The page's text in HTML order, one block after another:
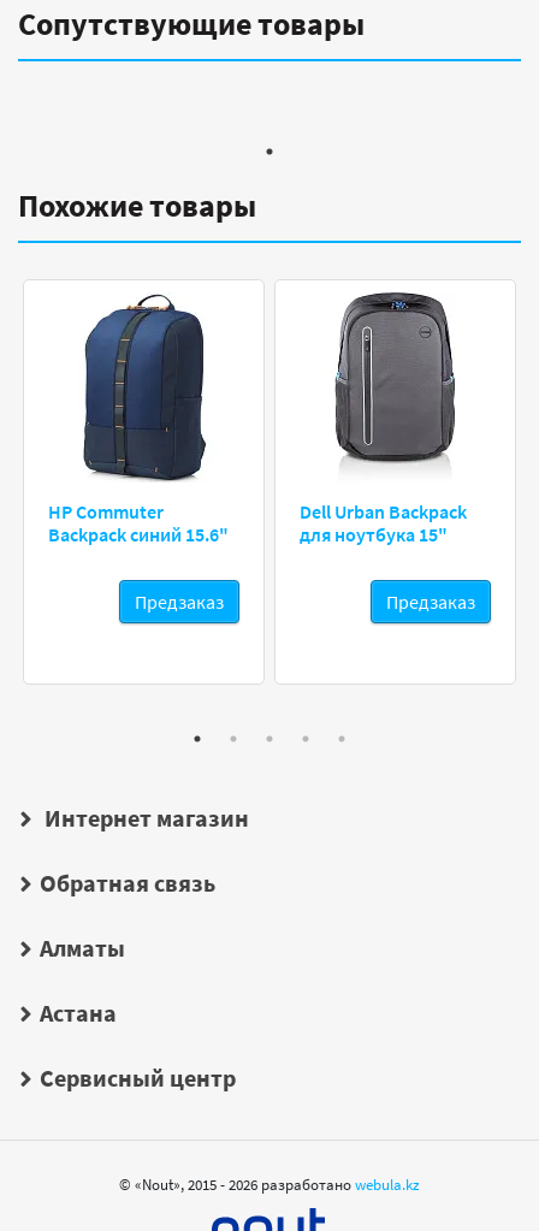
Сопутствующие товары
Похожие товары
HP Commuter
Backpack синий 15.6"
Предзаказ
Dell Urban Backpack
для ноутбука 15"
Предзаказ
Интернет магазин
Обратная связь
Алматы
Астана
Сервисный центр
© «Nout», 2015 - 2026 разработаноwebula.kz